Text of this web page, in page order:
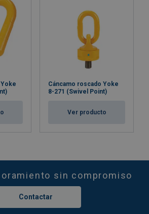
Cáncamo roscado Yoke
8-271 (Swivel Point)
Ver producto
sin compromiso
Contactar